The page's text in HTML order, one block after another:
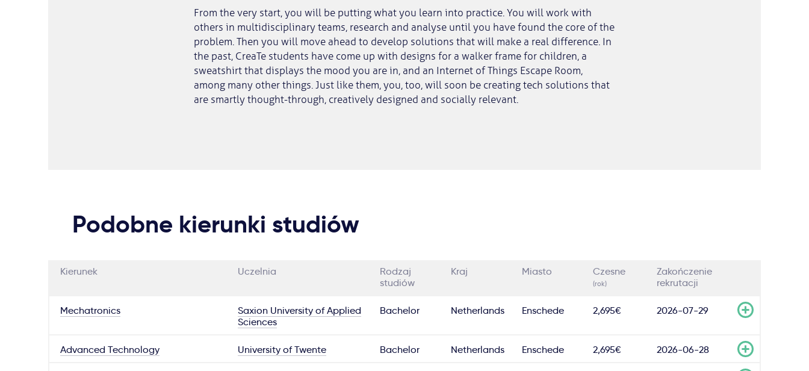
From the very start, you will be putting what you learn into practice. You will work with
others in multidisciplinary teams, research and analyse until you have found the core of the
problem. Then you will move ahead to develop solutions that will make a real difference. In
the past, CreaTe students have come up with designs for a walker frame for children, a
sweatshirt that displays the mood you are in, and an Internet of Things Escape Room,
among many other things. Just like them, you, too, will soon be creating tech solutions that
are smartly thought-through, creatively designed and socially relevant.
Podobne kierunki studiów
Kierunek Uczelnia
Rodzaj
studiów
Kraj Miasto Czesne
(rok)
Zakończenie
rekrutacji
Mechatronics
Saxion University of Applied
Sciences
Bachelor Netherlands Enschede 2,695€ 2026-07-29
Advanced Technology University of Twente Bachelor Netherlands Enschede 2,695€ 2026-06-28